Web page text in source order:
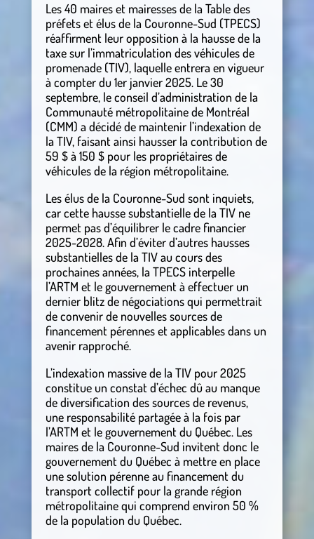
Les 40 maires et mairesses de la Table des
préfets et élus de la Couronne-Sud (TPECS)
réaffirment leur opposition à la hausse de la
taxe sur l’immatriculation des véhicules de
promenade (TIV), laquelle entrera en vigueur
à compter du 1er janvier 2025. Le 30
septembre, le conseil d’administration de la
Communauté métropolitaine de Montréal
(CMM) a décidé de maintenir l’indexation de
la TIV, faisant ainsi hausser la contribution de
59 $ à 150 $ pour les propriétaires de
véhicules de la région métropolitaine.
Les élus de la Couronne-Sud sont inquiets,
car cette hausse substantielle de la TIV ne
permet pas d’équilibrer le cadre financier
2025-2028. Afin d’éviter d’autres hausses
substantielles de la TIV au cours des
prochaines années, la TPECS interpelle
l’ARTM et le gouvernement à effectuer un
dernier blitz de négociations qui permettrait
de convenir de nouvelles sources de
financement pérennes et applicables dans un
avenir rapproché.
L’indexation massive de la TIV pour 2025
constitue un constat d’échec dû au manque
de diversification des sources de revenus,
une responsabilité partagée à la fois par
l’ARTM et le gouvernement du Québec. Les
maires de la Couronne-Sud invitent donc le
gouvernement du Québec à mettre en place
une solution pérenne au financement du
transport collectif pour la grande région
métropolitaine qui comprend environ 50 %
de la population du Québec.